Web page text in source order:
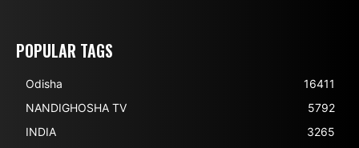
POPULAR TAGS
Odisha
16411
NANDIGHOSHA TV
5792
INDIA
3265